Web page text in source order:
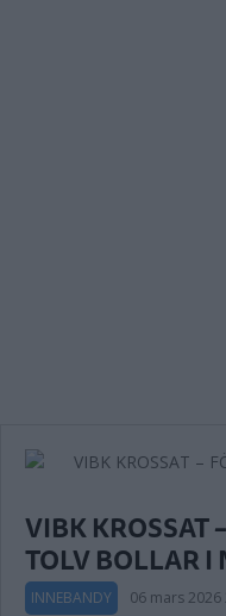
VIBK KROSSAT
TOLV BOLLAR I
INNEBANDY 06 mars 2026